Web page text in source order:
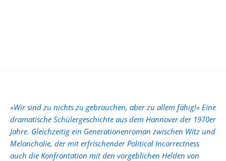
»Wir sind zu nichts zu gebrauchen, aber zu allem fähig!« Eine
dramatische Schülergeschichte aus dem Hannover der 1970er
Jahre. Gleichzeitig ein Generationenroman zwischen Witz und
Melancholie, der mit erfrischender Political Incorrectness
auch die Konfrontation mit den vorgeblichen Helden von